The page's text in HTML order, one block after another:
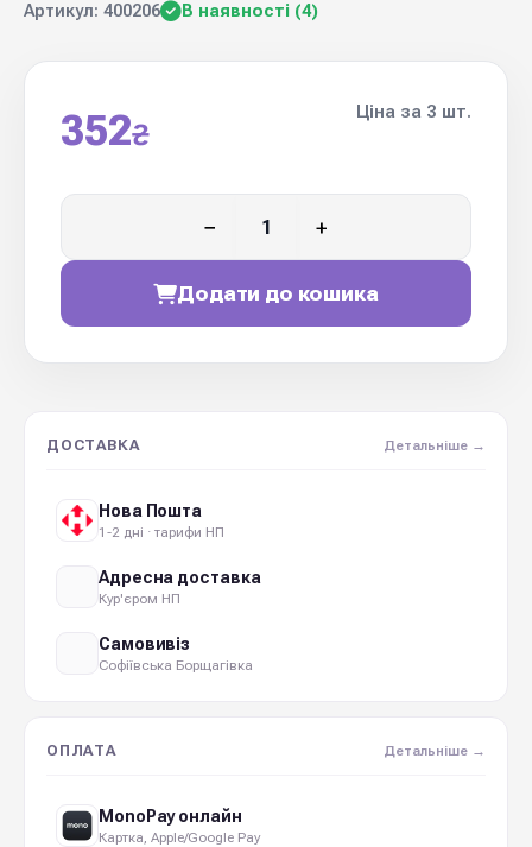
Артикул: 400206 В наявності (4)
352₴
Ціна за 3 шт.
− +
Додати до кошика
ДОСТАВКА Детальніше →
Нова Пошта
1-2 дні · тарифи НП
Адресна доставка
Кур'єром НП
Самовивіз
Софіївська Борщагівка
ОПЛАТА Детальніше →
MonoPay онлайн
Картка, Apple/Google Pay